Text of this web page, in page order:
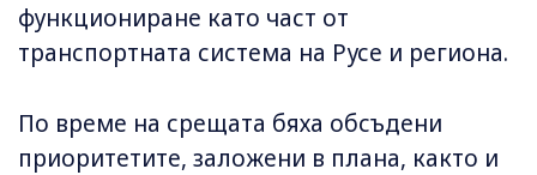
функциониране като част от
транспортната система на Русе и региона.
По време на срещата бяха обсъдени
приоритетите, заложени в плана, както и